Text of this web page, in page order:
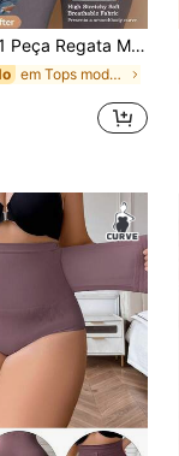
Sem Costura Sólida e Confortável para Mulheres Plus Size
em Tops modeladores plus size